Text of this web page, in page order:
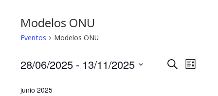
Modelos ONU
Eventos Modelos ONU
Eventos
B
ú
B
s
N
L
s
28/06/2025 - 13/11/2025
e
junio 2025